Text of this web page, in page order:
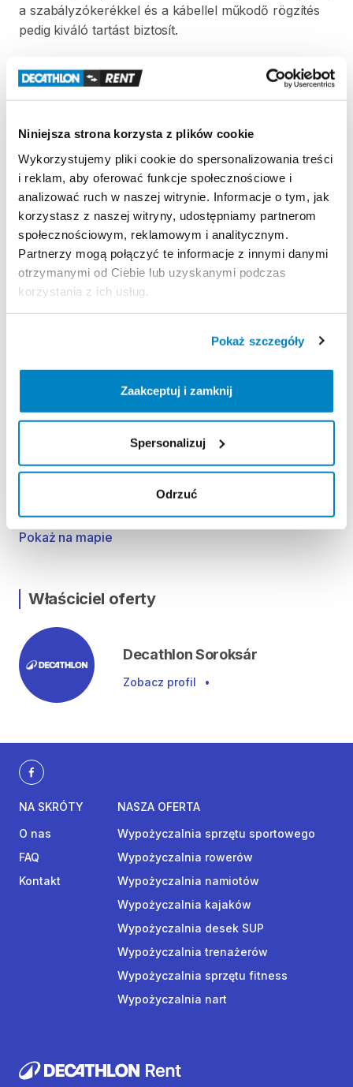
Niniejsza strona korzysta z plików cookie
Wykorzystujemy pliki cookie do spersonalizowania treści
i reklam, aby oferować funkcje społecznościowe i
analizować ruch w naszej witrynie. Informacje o tym, jak
korzystasz z naszej witryny, udostępniamy partnerom
społecznościowym, reklamowym i analitycznym.
Partnerzy mogą połączyć te informacje z innymi danymi
otrzymanymi od Ciebie lub uzyskanymi podczas
korzystania z ich usług.
Pokaż szczegóły
Zaakceptuj i zamknij
Spersonalizuj
Odrzuć
a szabályzókerékkel és a kábellel műkodő rögzítés
pedig kiváló tartást biztosít.
Strona produktu w sklepie
Zasady wypożyczenia
REGULAMIN
Regulamin wypożyczalni
ODBIÓR I ZWROT SPRZĘTU
Hétfő 09:00 - 19:00
Csütörtök 09:00 - 19:00
Péntek 09:00 - 19:00
Szombat 09:00 - 19:00
Vasárnap 9:00 - 18:00
Lokalizacja
Budapest, Bevásárló u. 2, 1239 Magyarország
Pokaż na mapie
Właściciel oferty
Decathlon Soroksár
Zobacz profil •
NA SKRÓTY
O nas
FAQ
Kontakt
NASZA OFERTA
Wypożyczalnia sprzętu sportowego
Wypożyczalnia rowerów
Wypożyczalnia namiotów
Wypożyczalnia kajaków
Wypożyczalnia desek SUP
Wypożyczalnia trenażerów
Wypożyczalnia sprzętu fitness
Wypożyczalnia nart